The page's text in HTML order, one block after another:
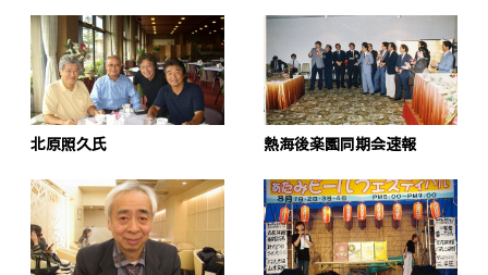
北原照久氏 熱海後楽園同期会速報